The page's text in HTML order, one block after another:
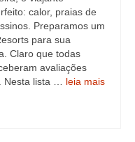
calor, praias de
Preparamos um
para sua
Claro que todas
avaliações
Nesta lista … leia mais